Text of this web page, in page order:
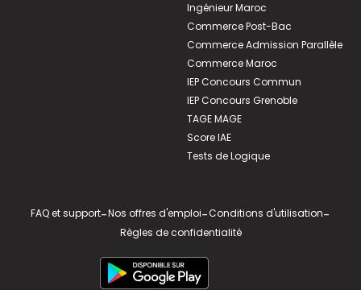
Ingénieur Maroc
Commerce Post-Bac
Commerce Admission Parallèle
Commerce Maroc
IEP Concours Commun
IEP Concours Grenoble
TAGE MAGE
Score IAE
Tests de Logique
FAQ et support-Nos offres d'emploi-Conditions d'utilisation-
Règles de confidentialité